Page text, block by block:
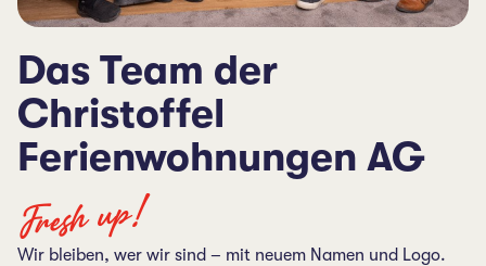
Das Team der
Christoffel
Ferienwohnungen AG
Fresh up!
Wir bleiben, wer wir sind – mit neuem Namen und Logo.